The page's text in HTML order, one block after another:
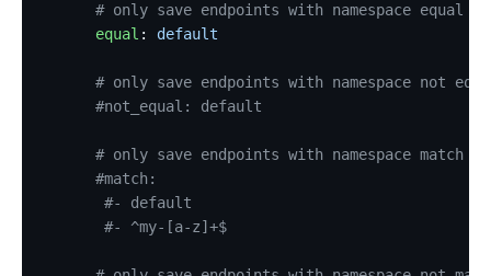
# only save endpoints with namespace equal
      equal
: default
# only save endpoints with namespace not
      #not_equal: default
# only save endpoints with namespace match
      #match:
       #- default
       #- ^my-[a-z]+$